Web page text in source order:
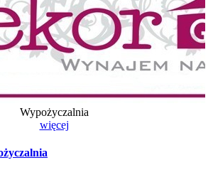
Wypożyczalnia
więcej